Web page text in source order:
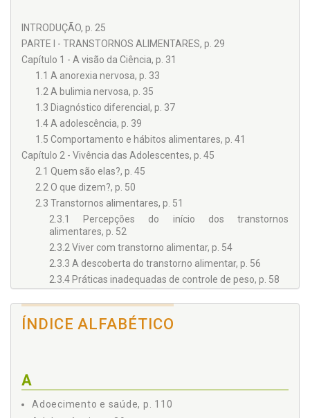
INTRODUÇÃO, p. 25
PARTE I - TRANSTORNOS ALIMENTARES, p. 29
Capítulo 1 - A visão da Ciência, p. 31
1.1 A anorexia nervosa, p. 33
1.2 A bulimia nervosa, p. 35
1.3 Diagnóstico diferencial, p. 37
1.4 A adolescência, p. 39
1.5 Comportamento e hábitos alimentares, p. 41
Capítulo 2 - Vivência das Adolescentes, p. 45
2.1 Quem são elas?, p. 45
2.2 O que dizem?, p. 50
2.3 Transtornos alimentares, p. 51
2.3.1 Percepções do início dos transtornos
alimentares, p. 52
2.3.2 Viver com transtorno alimentar, p. 54
2.3.3 A descoberta do transtorno alimentar, p. 56
2.3.4 Práticas inadequadas de controle de peso, p. 58
2.3.7 O ciclo vicioso restrição/compulsão, p. 64
2.4 Os sentimentos e as percepções, p. 68
ÍNDICE ALFABÉTICO
A
Adoecimento e saúde, p. 110